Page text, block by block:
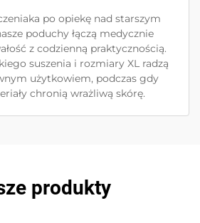
po opiekę nad starszym
poduchy łączą medycznie
z codzienną praktycznością.
suszenia i rozmiary XL radzą
użytkowiem, podczas gdy
chronią wrażliwą skórę.
produkty